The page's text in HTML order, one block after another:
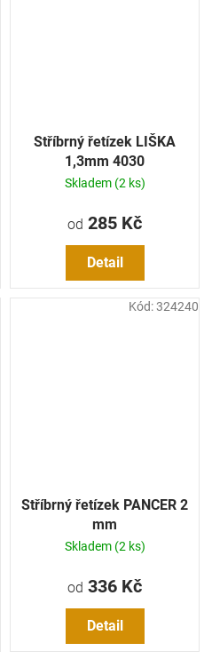
Stříbrný řetízek LIŠKA
1,3mm 4030
Skladem (2 ks)
od 285 Kč
Detail
Stříbrný řetízek PANCER 2
mm
Skladem (2 ks)
od 336 Kč
Detail
Kód:324240